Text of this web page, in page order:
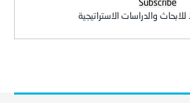
والدراسات الاستراتيجية